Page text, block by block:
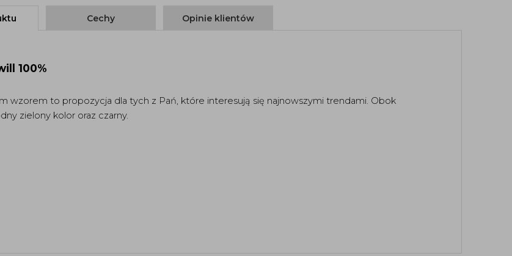
Cechy Opinie klientów
100%
wzorem to propozycja dla tych z Pań, które interesują się najnowszymi trendami. Obok
zielony kolor oraz czarny.